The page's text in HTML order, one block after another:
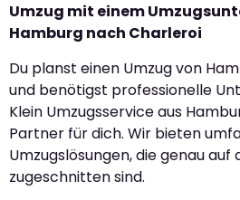
Umzug mit einem
Hamburg nach Charleroi
Du planst einen Umzug von
und benötigst professionelle
Klein Umzugsservice aus
Partner für dich. Wir bieten
Umzugslösungen, die genau auf
zugeschnitten sind.